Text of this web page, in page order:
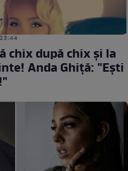
chix după chix și la
Anda Ghiță: "Ești